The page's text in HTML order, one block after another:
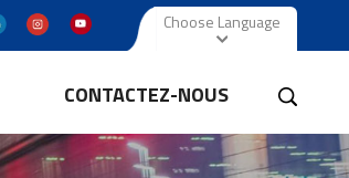
Choose Language
CONTACTEZ-NOUS